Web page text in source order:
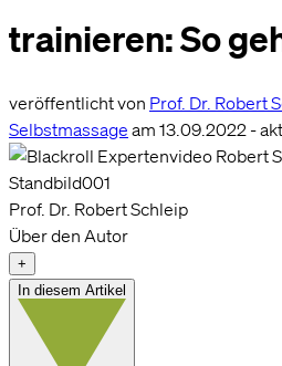
trainieren: So
veröffentlicht von Prof. Dr. Robert
Selbstmassage am 13.09.2022 -
Prof. Dr. Robert Schleip
Über den Autor
+
In diesem Artikel